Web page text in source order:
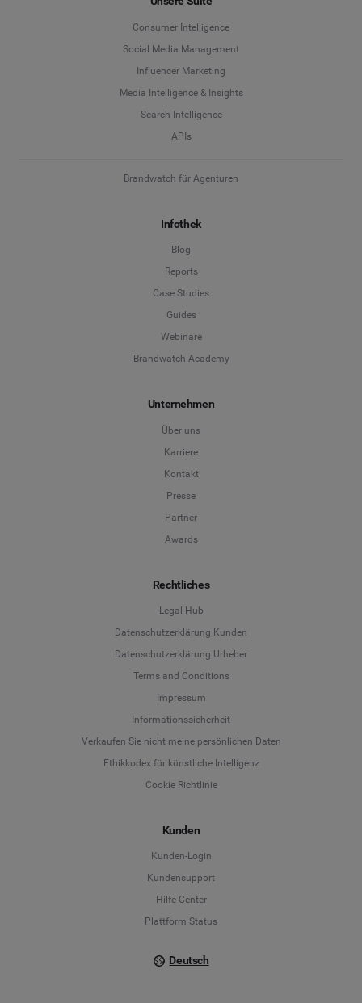
Consumer Intelligence
Social Media Management
Influencer Marketing
Media Intelligence & Insights
Search Intelligence
APIs
Brandwatch für Agenturen
Infothek
Blog
Reports
Case Studies
Guides
Webinare
Brandwatch Academy
Unternehmen
Über uns
Karriere
Kontakt
Presse
Partner
Awards
Rechtliches
Legal Hub
Datenschutzerklärung Kunden
Datenschutzerklärung Urheber
Terms and Conditions
Impressum
Informationssicherheit
Verkaufen Sie nicht meine persönlichen Daten
Ethikkodex für künstliche Intelligenz
Cookie Richtlinie
Kunden
Kunden-Login
Kundensupport
Hilfe-Center
Plattform Status
Deutsch
Deutsch
English